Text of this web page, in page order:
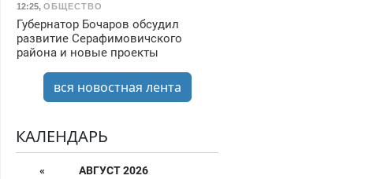
12:25, ОБЩЕСТВО
Губернатор Бочаров обсудил
развитие Серафимовичского
района и новые проекты
вся новостная лента
КАЛЕНДАРЬ
«
АВГУСТ 2026